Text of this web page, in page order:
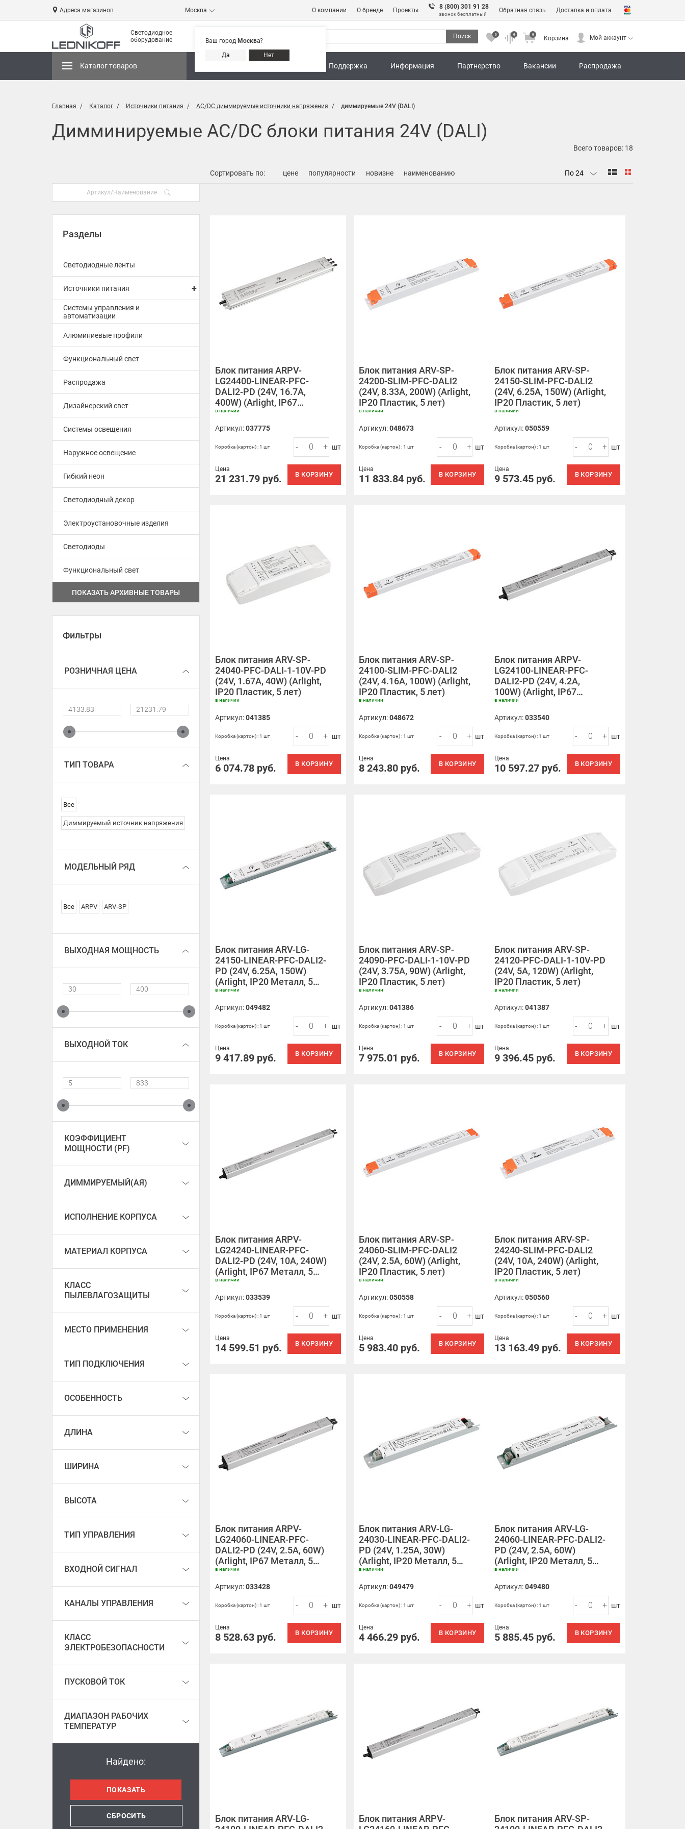
Адреса магазинов Москва
Ваш город Москва?
Да
Нет
О компании О бренде Проекты 8 (800) 301 91 28
звонок бесплатный
Обратная связь Доставка и оплата
Светодиодное
оборудование
Поиск 0 0 0
Корзина Мой аккаунт
Каталог товаров Поддержка Информация Партнерство Вакансии Распродажа
Адреса магазинов 8 (800) 301 91 28 Корзина Мой аккаунт
Главная Каталог Источники питания AC/DC диммируемые источники напряжения диммируемые 24V (DALI)
Димминируемые AC/DC блоки питания 24V (DALI)
Разделы
Светодиодные ленты
Источники питания +
управление по ZIGBEE / WiFi /
BT /RF
диммируемые 12V (0-10V)
диммируемые 24V (0-10V)
диммируемые 12V (TRIAC)
диммируемые 24V (TRIAC)
диммируемые 24V (DALI)
диммируемые 48V IP67 (DALI)
Системы управления и
автоматизации
Алюминиевые профили
Функциональный свет
Распродажа
Дизайнерский свет
Системы освещения
Наружное освещение
Гибкий неон
Светодиодный декор
Электроустановочные изделия
Светодиоды
Функциональный свет
ПОКАЗАТЬ АРХИВНЫЕ ТОВАРЫ
Фильтры
РОЗНИЧНАЯ ЦЕНА
ТИП ТОВАРА
Все
Диммируемый источник напряжения
МОДЕЛЬНЫЙ РЯД
Все ARPV ARV-SP
ВЫХОДНАЯ МОЩНОСТЬ
ВЫХОДНОЙ ТОК
КОЭФФИЦИЕНТ
МОЩНОСТИ (PF)
ДИММИРУЕМЫЙ(АЯ)
ИСПОЛНЕНИЕ КОРПУСА
МАТЕРИАЛ КОРПУСА
КЛАСС
ПЫЛЕВЛАГОЗАЩИТЫ
МЕСТО ПРИМЕНЕНИЯ
ТИП ПОДКЛЮЧЕНИЯ
ОСОБЕННОСТЬ
ДЛИНА
ШИРИНА
ВЫСОТА
ТИП УПРАВЛЕНИЯ
ВХОДНОЙ СИГНАЛ
КАНАЛЫ УПРАВЛЕНИЯ
КЛАСС
ЭЛЕКТРОБЕЗОПАСНОСТИ
ПУСКОВОЙ ТОК
ДИАПАЗОН РАБОЧИХ
ТЕМПЕРАТУР
Найдено:
СБРОСИТЬ
Всего товаров: 18
Сортировать по: цене популярности новизне наименованию
Блок питания ARPV-
LG24400-LINEAR-PFC-
DALI2-PD (24V, 16.7A,
400W) (Arlight, IP67…
в наличии
Артикул:037775
- + шт
Коробка (картон) : 1 шт
Цена
21 231.79 руб. В КОРЗИНУ
Блок питания ARV-SP-
24200-SLIM-PFC-DALI2
(24V, 8.33A, 200W) (Arlight,
IP20 Пластик, 5 лет)
в наличии
Артикул:048673
- + шт
Коробка (картон) : 1 шт
Цена
11 833.84руб. В КОРЗИНУ
Блок питания ARV-SP-
24150-SLIM-PFC-DALI2
(24V, 6.25A, 150W) (Arlight,
IP20 Пластик, 5 лет)
в наличии
Артикул:050559
- + шт
Коробка (картон) : 1 шт
Цена
9 573.45 руб. В КОРЗИНУ
Блок питания ARV-SP-
24040-PFC-DALI-1-10V-PD
(24V, 1.67A, 40W) (Arlight,
IP20 Пластик, 5 лет)
в наличии
Артикул:041385
- + шт
Коробка (картон) : 1 шт
Цена
6 074.78 руб. В КОРЗИНУ
Блок питания ARV-SP-
24100-SLIM-PFC-DALI2
(24V, 4.16A, 100W) (Arlight,
IP20 Пластик, 5 лет)
в наличии
Артикул:048672
- + шт
Коробка (картон) : 1 шт
Цена
8 243.80руб. В КОРЗИНУ
Блок питания ARPV-
LG24100-LINEAR-PFC-
DALI2-PD (24V, 4.2A,
100W) (Arlight, IP67…
в наличии
Артикул:033540
- + шт
Коробка (картон) : 1 шт
Цена
10 597.27 руб. В КОРЗИНУ
Блок питания ARV-LG-
24150-LINEAR-PFC-DALI2-
PD (24V, 6.25A, 150W)
(Arlight, IP20 Металл, 5…
в наличии
Артикул:049482
- + шт
Коробка (картон) : 1 шт
Цена
9 417.89 руб. В КОРЗИНУ
Блок питания ARV-SP-
24090-PFC-DALI-1-10V-PD
(24V, 3.75A, 90W) (Arlight,
IP20 Пластик, 5 лет)
в наличии
Артикул:041386
- + шт
Коробка (картон) : 1 шт
Цена
7 975.01 руб. В КОРЗИНУ
Блок питания ARV-SP-
24120-PFC-DALI-1-10V-PD
(24V, 5A, 120W) (Arlight,
IP20 Пластик, 5 лет)
в наличии
Артикул:041387
- + шт
Коробка (картон) : 1 шт
Цена
9 396.45 руб. В КОРЗИНУ
Блок питания ARPV-
LG24240-LINEAR-PFC-
DALI2-PD (24V, 10A, 240W)
(Arlight, IP67 Металл, 5…
в наличии
Артикул:033539
- + шт
Коробка (картон) : 1 шт
Цена
14 599.51 руб. В КОРЗИНУ
Блок питания ARV-SP-
24060-SLIM-PFC-DALI2
(24V, 2.5A, 60W) (Arlight,
IP20 Пластик, 5 лет)
в наличии
Артикул:050558
- + шт
Коробка (картон) : 1 шт
Цена
5 983.40руб. В КОРЗИНУ
Блок питания ARV-SP-
24240-SLIM-PFC-DALI2
(24V, 10A, 240W) (Arlight,
IP20 Пластик, 5 лет)
в наличии
Артикул:050560
- + шт
Коробка (картон) : 1 шт
Цена
13 163.49 руб. В КОРЗИНУ
Блок питания ARPV-
LG24060-LINEAR-PFC-
DALI2-PD (24V, 2.5A, 60W)
(Arlight, IP67 Металл, 5…
в наличии
Артикул:033428
- + шт
Коробка (картон) : 1 шт
Цена
8 528.63 руб. В КОРЗИНУ
Блок питания ARV-LG-
24030-LINEAR-PFC-DALI2-
PD (24V, 1.25A, 30W)
(Arlight, IP20 Металл, 5…
в наличии
Артикул:049479
- + шт
Коробка (картон) : 1 шт
Цена
4 466.29руб. В КОРЗИНУ
Блок питания ARV-LG-
24060-LINEAR-PFC-DALI2-
PD (24V, 2.5A, 60W)
(Arlight, IP20 Металл, 5…
в наличии
Артикул:049480
- + шт
Коробка (картон) : 1 шт
Цена
5 885.45 руб. В КОРЗИНУ
Блок питания ARV-LG-
Блок питания ARPV-
Блок питания ARV-SP-